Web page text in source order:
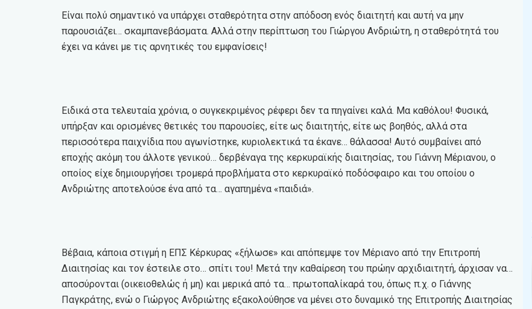
Είναι πολύ σημαντικό να υπάρχει σταθερότητα στην απόδοση ενός διαιτητή και αυτή να μην
παρουσιάζει… σκαμπανεβάσματα. Αλλά στην περίπτωση του Γιώργου Ανδριώτη, η σταθερότητά του
έχει να κάνει με τις αρνητικές του εμφανίσεις!
Ειδικά στα τελευταία χρόνια, ο συγκεκριμένος ρέφερι δεν τα πηγαίνει καλά. Μα καθόλου! Φυσικά,
υπήρξαν και ορισμένες θετικές του παρουσίες, είτε ως διαιτητής, είτε ως βοηθός, αλλά στα
περισσότερα παιχνίδια που αγωνίστηκε, κυριολεκτικά τα έκανε… θάλασσα! Αυτό συμβαίνει από
εποχής ακόμη του άλλοτε γενικού… δερβέναγα της κερκυραϊκής διαιτησίας, του Γιάννη Μέριανου, ο
οποίος είχε δημιουργήσει τρομερά προβλήματα στο κερκυραϊκό ποδόσφαιρο και του οποίου ο
Ανδριώτης αποτελούσε ένα από τα… αγαπημένα «παιδιά».
Βέβαια, κάποια στιγμή η ΕΠΣ Κέρκυρας «ξήλωσε» και απόπεμψε τον Μέριανο από την Επιτροπή
Διαιτησίας και τον έστειλε στο… σπίτι του! Μετά την καθαίρεση του πρώην αρχιδιαιτητή, άρχισαν να…
αποσύρονται (οικειοθελώς ή μη) και μερικά από τα… πρωτοπαλίκαρά του, όπως π.χ. ο Γιάννης
Παγκράτης, ενώ ο Γιώργος Ανδριώτης εξακολούθησε να μένει στο δυναμικό της Επιτροπής Διαιτησίας